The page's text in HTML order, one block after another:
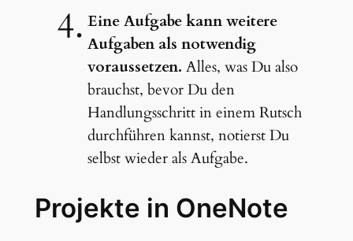
Eine Aufgabe kann weitere
Aufgaben als notwendig
voraussetzen.Alles, was Du also
brauchst, bevor Du den
Handlungsschritt in einem Rutsch
durchführen kannst, notierst Du
selbst wieder als Aufgabe.
Projekte in OneNote